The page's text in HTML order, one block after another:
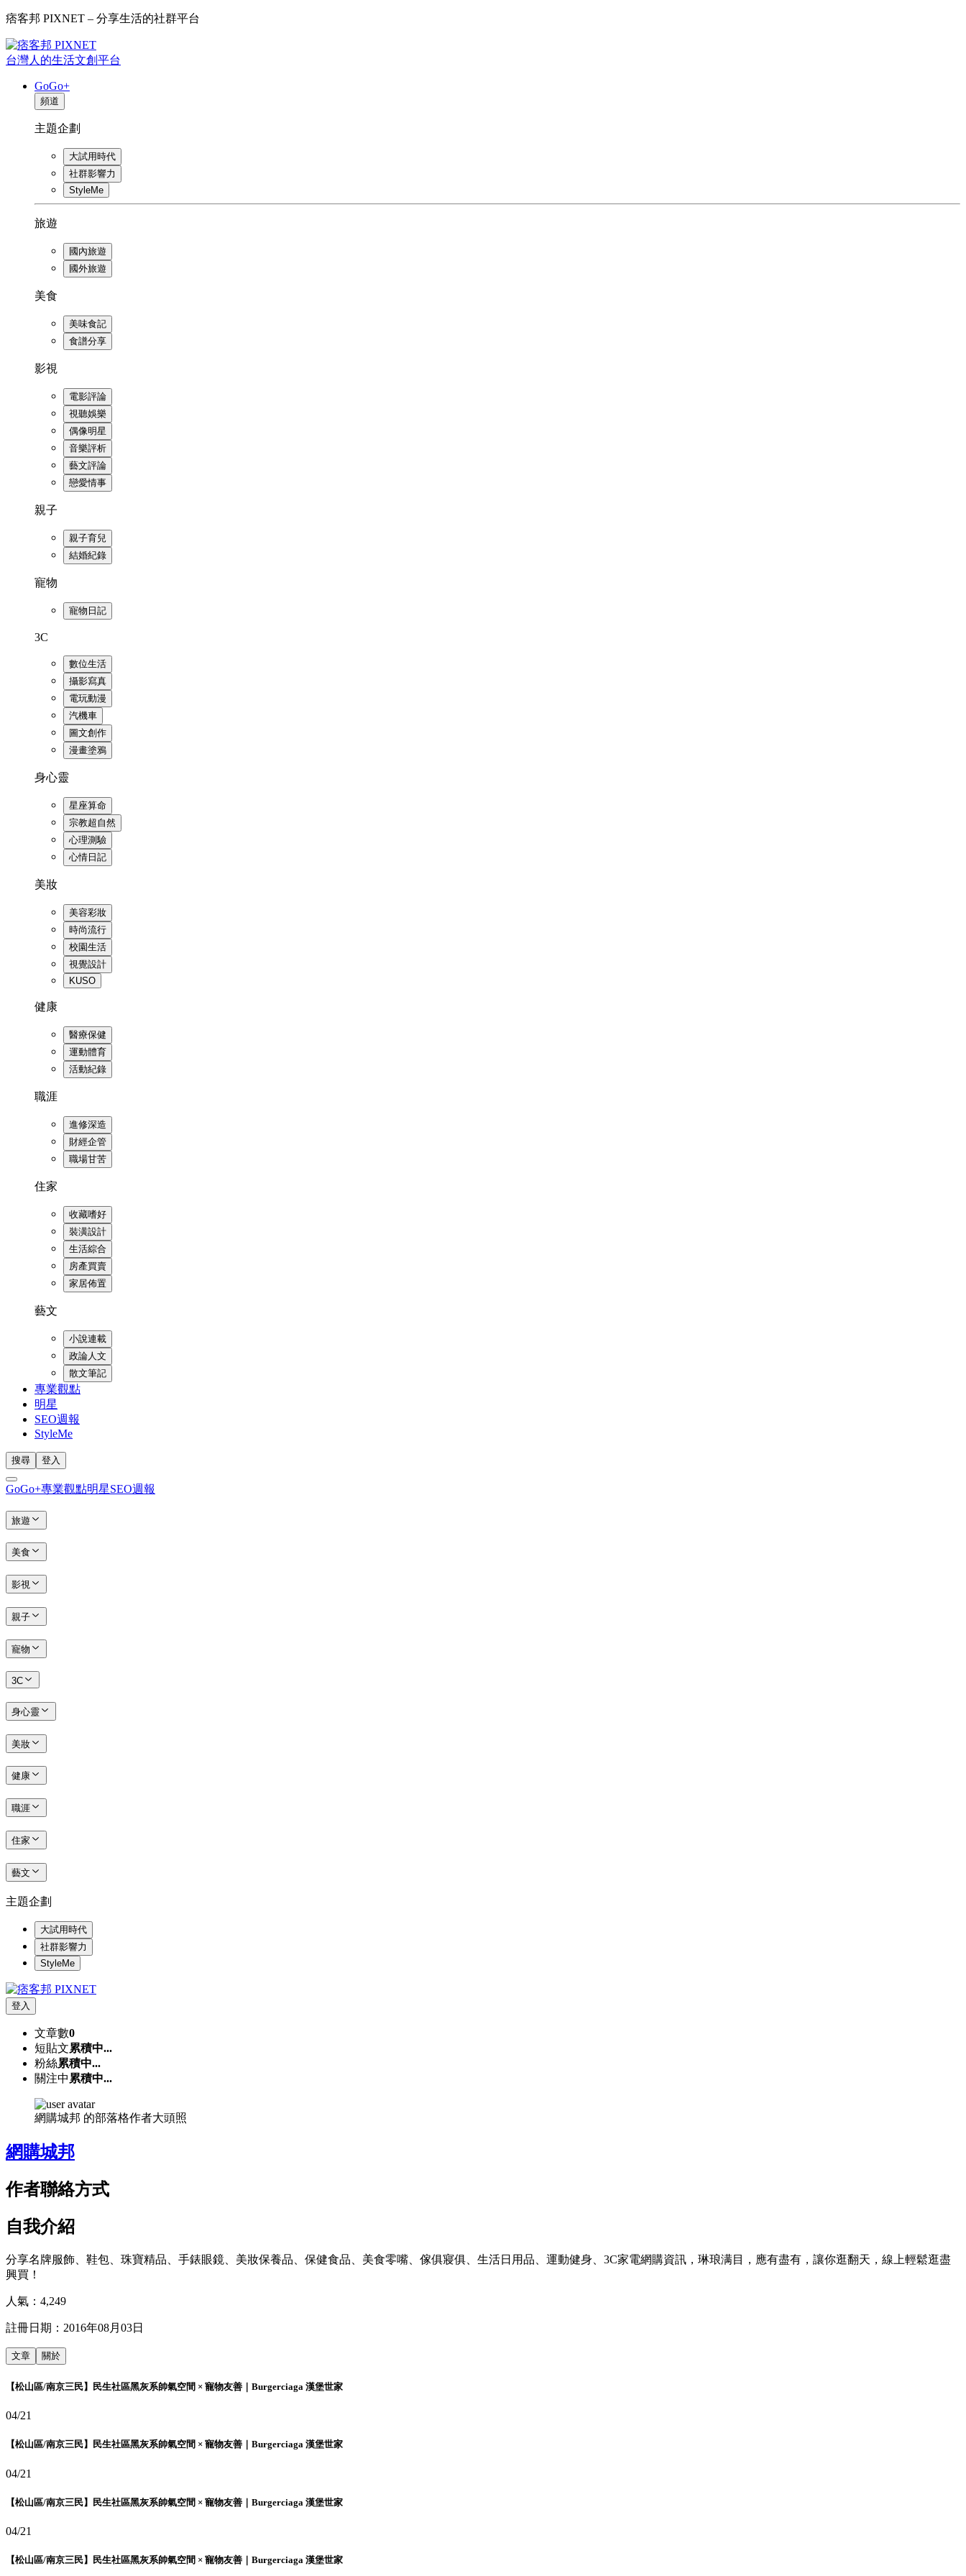
痞客邦 PIXNET – 分享生活的社群平台
台灣人的生活文創平台
GoGo+
頻道
主題企劃
大試用時代
社群影響力
StyleMe
旅遊
國內旅遊
國外旅遊
美食
美味食記
食譜分享
影視
電影評論
視聽娛樂
偶像明星
音樂評析
藝文評論
戀愛情事
親子
親子育兒
結婚紀錄
寵物
寵物日記
3C
數位生活
攝影寫真
電玩動漫
汽機車
圖文創作
漫畫塗鴉
身心靈
星座算命
宗教超自然
心理測驗
心情日記
美妝
美容彩妝
時尚流行
校園生活
視覺設計
KUSO
健康
醫療保健
運動體育
活動紀錄
職涯
進修深造
財經企管
職場甘苦
住家
收藏嗜好
裝潢設計
生活綜合
房產買賣
家居佈置
藝文
小說連載
政論人文
散文筆記
專業觀點
明星
SEO週報
StyleMe
搜尋 登入
GoGo+專業觀點明星SEO週報
旅遊
美食
影視
親子
寵物
3C
身心靈
美妝
健康
職涯
住家
藝文
主題企劃
大試用時代
社群影響力
StyleMe
登入
文章數0
短貼文累積中...
粉絲累積中...
關注中 累積中...
網購城邦 的部落格作者大頭照
網購城邦
作者聯絡方式
自我介紹
分享名牌服飾、鞋包、珠寶精品、手錶眼鏡、美妝保養品、保健食品、美食零嘴、傢俱寢俱、生活日用品、運動健身、3C家電網購資訊，琳琅满目，應有盡有，讓你逛翻天，線上輕鬆逛盡
興買！
人氣： 4,249
註冊日期： 2016年08月03日
文章 關於
【松山區/南京三民】民生社區黑灰系帥氣空間 × 寵物友善｜Burgerciaga 漢堡世家
04/21
【松山區/南京三民】民生社區黑灰系帥氣空間 × 寵物友善｜Burgerciaga 漢堡世家
04/21
【松山區/南京三民】民生社區黑灰系帥氣空間 × 寵物友善｜Burgerciaga 漢堡世家
04/21
【松山區/南京三民】民生社區黑灰系帥氣空間 × 寵物友善｜Burgerciaga 漢堡世家